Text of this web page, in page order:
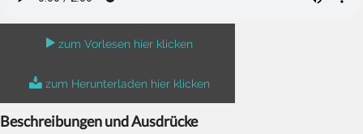
zum Vorlesen hier klicken
zum Herunterladen hier klicken
Beschreibungen und Ausdrücke